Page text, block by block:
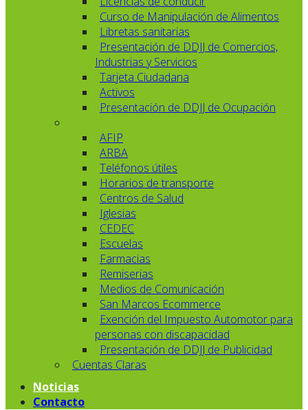
Curso de Manipulación de Alimentos
Libretas sanitarias
Presentación de DDJJ de Comercios,
Industrias y Servicios
Tarjeta Ciudadana
Activos
Presentación de DDJJ de Ocupación
AFIP
ARBA
Teléfonos útiles
Horarios de transporte
Centros de Salud
Iglesias
CEDEC
Escuelas
Farmacias
Remiserias
Medios de Comunicación
San Marcos Ecommerce
Exención del Impuesto Automotor para
personas con discapacidad
Presentación de DDJJ de Publicidad
Cuentas Claras
Noticias
Contacto